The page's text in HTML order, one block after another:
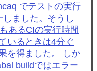
でテストの実行
ました。そうし
あるCIの実行時間
いるときは4分ぐ
を得ました。 しか
buildではエラー